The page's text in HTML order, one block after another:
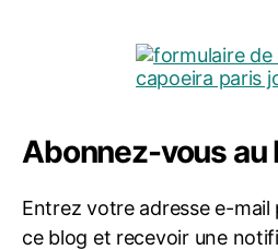
Abonnez-vous au
Entrez votre adresse e-
ce blog et recevoir une